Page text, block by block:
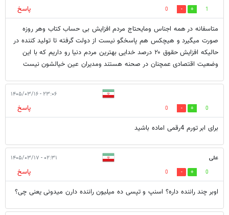
1
0
پاسخ
متاسفانه در همه اجناس ومایحتاج مردم افزایش بی حساب کتاب وهر روزه
صورت میگیرد و هیچکس هم پاسخگو نیست از دولت گرفته تا تولید کننده در
حالیکه افزایش حقوق ۲۰ درصد خدایی بهترین مردم دنیا رو داریم که با این
وضعیت اقتصادی عمچنان در صحنه هستند ومدیران عین خیالشون نیست
۲۳:۰۶ - ۱۴۰۵/۰۳/۱۶
0
0
پاسخ
برای ابر تورم 4رقمی اماده باشید
علی ۰۲:۳۱ - ۱۴۰۵/۰۳/۱۷
0
0
پاسخ
اوبر چند راننده داره؟ اسنپ و تپسی ده میلیون راننده دارن میدونی یعنی چی؟